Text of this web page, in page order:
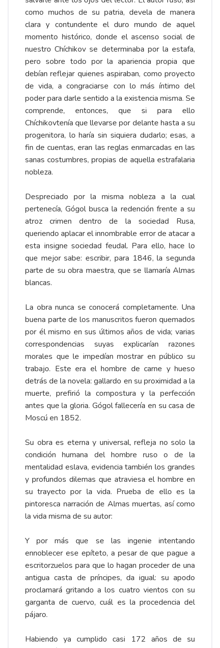
como muchos de su patria, devela de manera
clara y contundente el duro mundo de aquel
momento histórico, donde el ascenso social de
nuestro Chíchikov se determinaba por la estafa,
pero sobre todo por la apariencia propia que
debían reflejar quienes aspiraban, como proyecto
de vida, a congraciarse con lo más íntimo del
poder para darle sentido a la existencia misma. Se
comprende, entonces, que si para ello
Chíchikovtenía que llevarse por delante hasta a su
progenitora, lo haría sin siquiera dudarlo; esas, a
fin de cuentas, eran las reglas enmarcadas en las
sanas costumbres, propias de aquella estrafalaria
nobleza.
Despreciado por la misma nobleza a la cual
pertenecía, Gógol busca la redención frente a su
atroz crimen dentro de la sociedad Rusa,
queriendo aplacar el innombrable error de atacar a
esta insigne sociedad feudal. Para ello, hace lo
que mejor sabe: escribir, para 1846, la segunda
parte de su obra maestra, que se llamaría Almas
blancas.
La obra nunca se conocerá completamente. Una
buena parte de los manuscritos fueron quemados
por él mismo en sus últimos años de vida; varias
correspondencias suyas explicarían razones
morales que le impedían mostrar en público su
trabajo. Este era el hombre de carne y hueso
detrás de la novela: gallardo en su proximidad a la
muerte, prefirió la compostura y la perfección
antes que la gloria. Gógol fallecería en su casa de
Moscú en 1852.
Su obra es eterna y universal, refleja no solo la
condición humana del hombre ruso o de la
mentalidad eslava, evidencia también los grandes
y profundos dilemas que atraviesa el hombre en
su trayecto por la vida. Prueba de ello es la
pintoresca narración de Almas muertas, así como
la vida misma de su autor:
Y por más que se las ingenie intentando
ennoblecer ese epíteto, a pesar de que pague a
escritorzuelos para que lo hagan proceder de una
antigua casta de príncipes, da igual: su apodo
proclamará gritando a los cuatro vientos con su
garganta de cuervo, cuál es la procedencia del
pájaro.
Habiendo ya cumplido casi 172 años de su